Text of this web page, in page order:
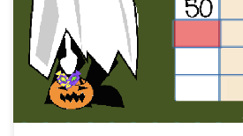
suma, y concluido esto, efectuando la
abordando antes la sustracción que la
simultaneamente.